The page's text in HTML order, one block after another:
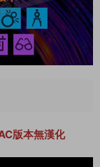
版本無漢化